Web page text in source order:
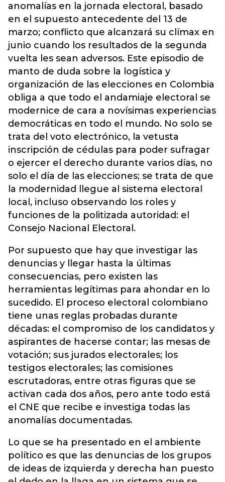
anomalías en la jornada electoral, basado
en el supuesto antecedente del 13 de
marzo; conflicto que alcanzará su clímax en
junio cuando los resultados de la segunda
vuelta les sean adversos. Este episodio de
manto de duda sobre la logística y
organización de las elecciones en Colombia
obliga a que todo el andamiaje electoral se
modernice de cara a novísimas experiencias
democráticas en todo el mundo. No solo se
trata del voto electrónico, la vetusta
inscripción de cédulas para poder sufragar
o ejercer el derecho durante varios días, no
solo el día de las elecciones; se trata de que
la modernidad llegue al sistema electoral
local, incluso observando los roles y
funciones de la politizada autoridad: el
Consejo Nacional Electoral.
Por supuesto que hay que investigar las
denuncias y llegar hasta la últimas
consecuencias, pero existen las
herramientas legítimas para ahondar en lo
sucedido. El proceso electoral colombiano
tiene unas reglas probadas durante
décadas: el compromiso de los candidatos y
aspirantes de hacerse contar; las mesas de
votación; sus jurados electorales; los
testigos electorales; las comisiones
escrutadoras, entre otras figuras que se
activan cada dos años, pero ante todo está
el CNE que recibe e investiga todas las
anomalías documentadas.
Lo que se ha presentado en el ambiente
político es que las denuncias de los grupos
de ideas de izquierda y derecha han puesto